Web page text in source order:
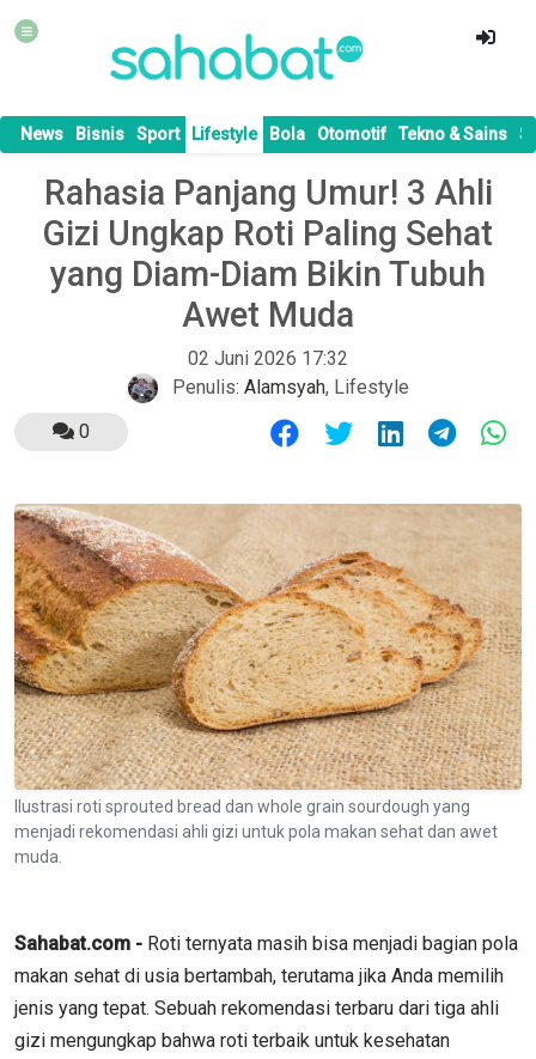
News Bisnis Sport Lifestyle Bola Otomotif Tekno & Sains
Rahasia Panjang Umur! 3 Ahli
Gizi Ungkap Roti Paling Sehat
yang Diam-Diam Bikin Tubuh
Awet Muda
02 Juni 2026 17:32
Penulis: Alamsyah, Lifestyle
0
Ilustrasi roti sprouted bread dan whole grain sourdough yang
menjadi rekomendasi ahli gizi untuk pola makan sehat dan awet
muda.
Sahabat.com - Roti ternyata masih bisa menjadi bagian pola
makan sehat di usia bertambah, terutama jika Anda memilih
jenis yang tepat. Sebuah rekomendasi terbaru dari tiga ahli
gizi mengungkap bahwa roti terbaik untuk kesehatan